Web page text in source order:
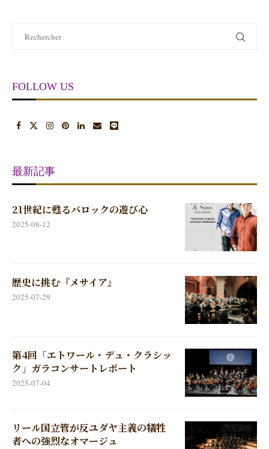
FOLLOW US
最新記事
21世紀に甦るバロックの遊び心
2025-08-12
歴史に挑む『メサイア』
2025-07-29
第4回「エトワール・デュ・クラシッ
ク」ガラコンサートレポート
2025-07-04
リール国立管が反ユダヤ主義の犠牲
者への強烈なオマージュ